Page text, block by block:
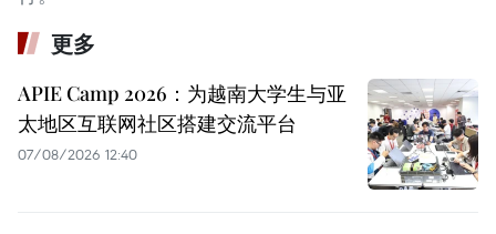
更多
APIE Camp 2026：为越南大学生与亚
太地区互联网社区搭建交流平台
07/08/2026 12:40